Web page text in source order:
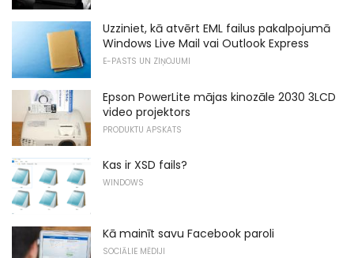
Uzziniet, kā atvērt EML failus pakalpojumā
Windows Live Mail vai Outlook Express
E-PASTS UN ZIŅOJUMI
Epson PowerLite mājas kinozāle 2030 3LCD
video projektors
PRODUKTU APSKATS
Kas ir XSD fails?
WINDOWS
Kā mainīt savu Facebook paroli
SOCIĀLIE MĒDIJI